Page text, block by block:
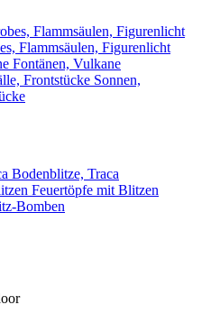
Flammsäulen, Figurenlicht
Fontänen, Vulkane
Sonnen,
Bodenblitze, Traca
Feuertöpfe mit Blitzen
Bomben